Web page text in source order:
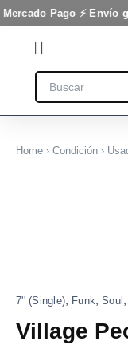
Pago ⚡ Envío
Ir
al
Flyout
Menu
Search
Home › Condición ›
7'' (Single), Funk,Soul,
Village
7"